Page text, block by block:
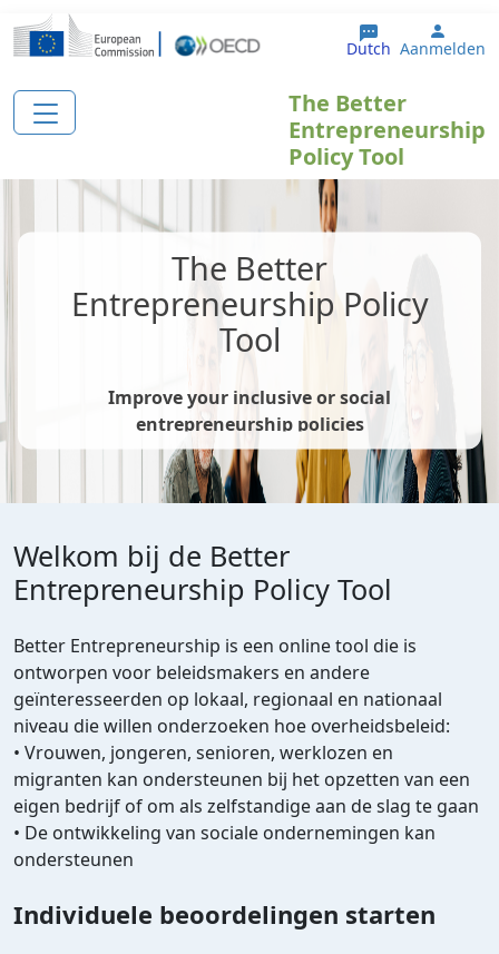
Overslaan en naar de inhoud gaan
Dutch User
Aanmelden
The Better
Entrepreneurship
Policy Tool
The Better
Entrepreneurship Policy
Tool
Improve your inclusive or social
entrepreneurship policies
Welkom bij de Better
Entrepreneurship Policy Tool
Better Entrepreneurship is een online tool die is
ontworpen voor beleidsmakers en andere
geïnteresseerden op lokaal, regionaal en nationaal
niveau die willen onderzoeken hoe overheidsbeleid:
• Vrouwen, jongeren, senioren, werklozen en
migranten kan ondersteunen bij het opzetten van een
eigen bedrijf of om als zelfstandige aan de slag te gaan
• De ontwikkeling van sociale ondernemingen kan
ondersteunen
Individuele beoordelingen starten